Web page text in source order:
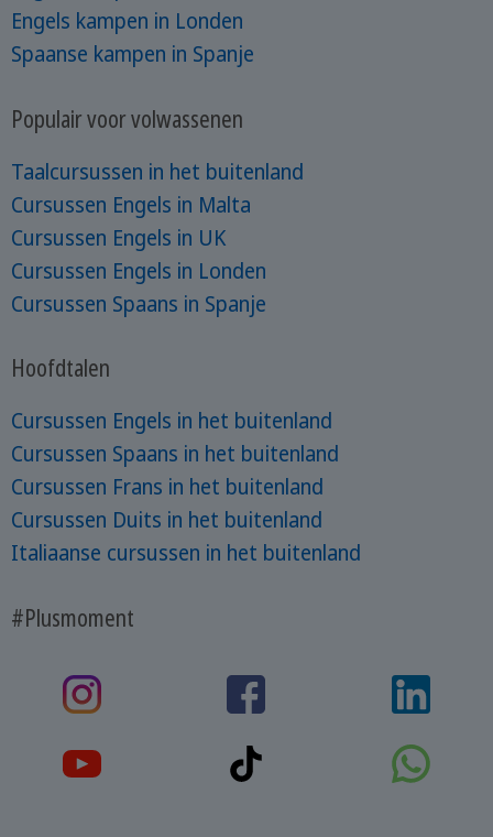
Engels kampen in Londen
Spaanse kampen in Spanje
Populair voor volwassenen
Taalcursussen in het buitenland
Cursussen Engels in Malta
Cursussen Engels in UK
Cursussen Engels in Londen
Cursussen Spaans in Spanje
Hoofdtalen
Cursussen Engels in het buitenland
Cursussen Spaans in het buitenland
Cursussen Frans in het buitenland
Cursussen Duits in het buitenland
Italiaanse cursussen in het buitenland
#Plusmoment